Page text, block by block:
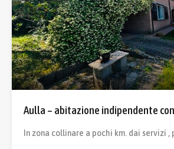
Aulla – abitazione indipendente
In zona collinare a pochi km. dai servizi ,